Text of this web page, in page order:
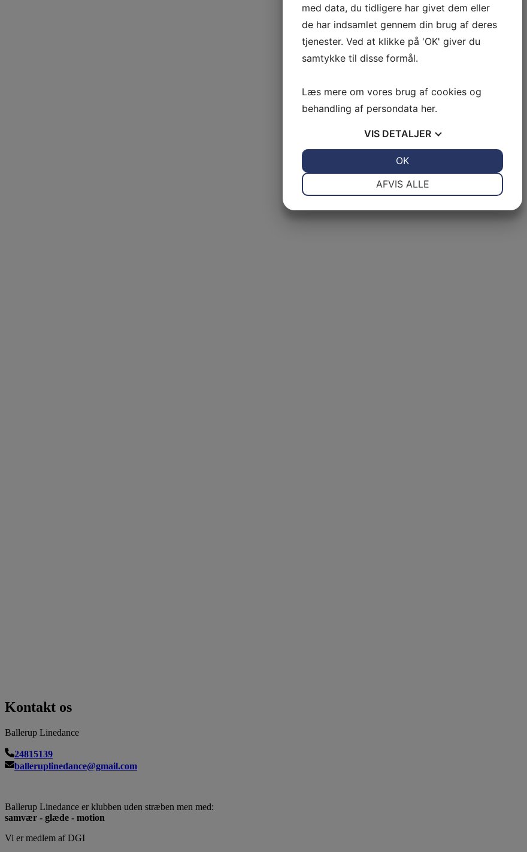
Kontakt os
Ballerup Linedance
24815139
balleruplinedance@gmail.com
Ballerup Linedance er klubben uden stræben men med:
samvær - glæde - motion
Vi er medlem af DGI
med data, du tidligere har givet dem eller
de har indsamlet gennem din brug af deres
tjenester. Ved at klikke på 'OK' giver du
samtykke til disse formål.
Læs mere om vores brug af cookies og
behandling af persondata her.
VIS DETALJER
AFVIS ALLE
OK